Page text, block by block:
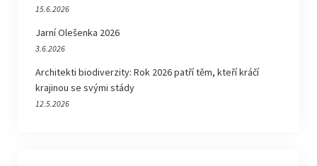
15.6.2026
Jarní Olešenka 2026
3.6.2026
Architekti biodiverzity: Rok 2026 patří těm, kteří kráčí
krajinou se svými stády
12.5.2026